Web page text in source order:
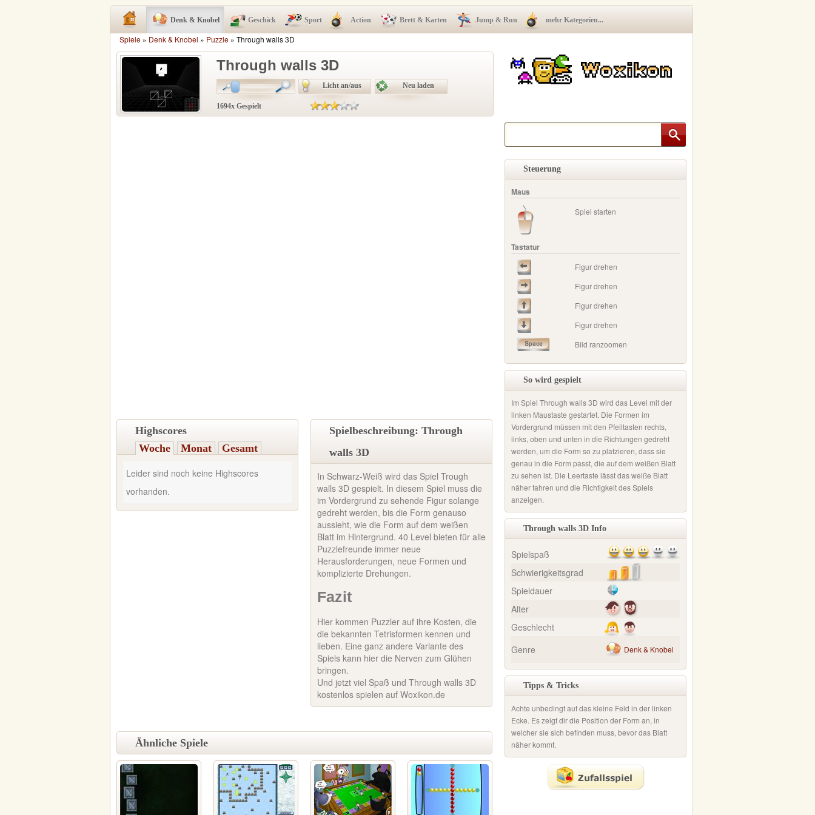
Denk & Knobel Geschick Sport Action Brett & Karten Jump & Run mehr Kategorien...
Spiele » Denk & Knobel » Puzzle » Through walls 3D
Through walls 3D
Licht an/aus Neu laden
1694x Gespielt
Steuerung
Maus
Spiel starten
Tastatur
Figur drehen
Figur drehen
Figur drehen
Figur drehen
Bild ranzoomen
So wird gespielt
Im Spiel Through walls 3D wird das Level mit der
linken Maustaste gestartet. Die Formen im
Vordergrund müssen mit den Pfeiltasten rechts,
links, oben und unten in die Richtungen gedreht
werden, um die Form so zu platzieren, dass sie
genau in die Form passt, die auf dem weißen Blatt
zu sehen ist. Die Leertaste lässt das weiße Blatt
näher fahren und die Richtigkeit des Spiels
anzeigen.
Through walls 3D Info
Spielspaß
Schwierigkeitsgrad
Spieldauer
Alter
Geschlecht
Genre
Denk & Knobel
Tipps & Tricks
Achte unbedingt auf das kleine Feld in der linken
Ecke. Es zeigt dir die Position der Form an, in
welcher sie sich befinden muss, bevor das Blatt
näher kommt.
Highscores
Woche
Monat Gesamt
Leider sind noch keine Highscores
vorhanden.
Spielbeschreibung: Through
walls 3D
In Schwarz-Weiß wird das Spiel Trough
walls 3D gespielt. In diesem Spiel muss die
im Vordergrund zu sehende Figur solange
gedreht werden, bis die Form genauso
aussieht, wie die Form auf dem weißen
Blatt im Hintergrund. 40 Level bieten für alle
Puzzlefreunde immer neue
Herausforderungen, neue Formen und
komplizierte Drehungen.
Fazit
Hier kommen Puzzler auf ihre Kosten, die
die bekannten Tetrisformen kennen und
lieben. Eine ganz andere Variante des
Spiels kann hier die Nerven zum Glühen
bringen.
Und jetzt viel Spaß und Through walls 3D
kostenlos spielen auf Woxikon.de
Ähnliche Spiele